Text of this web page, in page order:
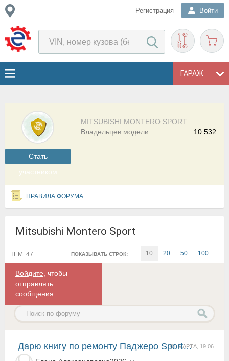
Регистрация Войти
ГАРАЖ
Cтать
участником
MITSUBISHI MONTERO SPORT
10 532
Владельцев модели:
ПРАВИЛА ФОРУМА
Mitsubishi Montero Sport
ПОКАЗЫВАТЬ СТРОК: 10 20 50 100
ТЕМ: 47
Войдите , чтобы
отправлять
сообщения.
01 МАРТА, 19:06
Дарю книгу по ремонту Паджеро Sport 2 поколение, с 1996 года